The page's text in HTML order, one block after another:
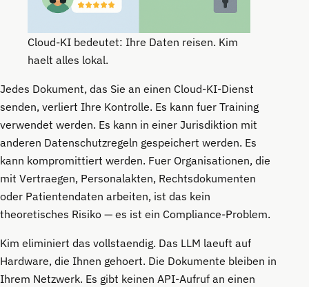
Cloud-KI bedeutet: Ihre Daten reisen. Kim
haelt alles lokal.
Jedes Dokument, das Sie an einen Cloud-KI-Dienst
senden, verliert Ihre Kontrolle. Es kann fuer Training
verwendet werden. Es kann in einer Jurisdiktion mit
anderen Datenschutzregeln gespeichert werden. Es
kann kompromittiert werden. Fuer Organisationen, die
mit Vertraegen, Personalakten, Rechtsdokumenten
oder Patientendaten arbeiten, ist das kein
theoretisches Risiko — es ist ein Compliance-Problem.
Kim eliminiert das vollstaendig. Das LLM laeuft auf
Hardware, die Ihnen gehoert. Die Dokumente bleiben in
Ihrem Netzwerk. Es gibt keinen API-Aufruf an einen